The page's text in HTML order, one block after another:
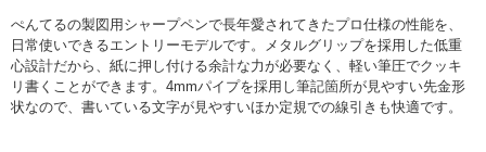
ぺんてるの製図用シャープペンで長年愛されてきたプロ仕様の性能を、
日常使いできるエントリーモデルです。メタルグリップを採用した低重
心設計だから、紙に押し付ける余計な力が必要なく、軽い筆圧でクッキ
リ書くことができます。4mmパイプを採用し筆記箇所が見やすい先金形
状なので、書いている文字が見やすいほか定規での線引きも快適です。